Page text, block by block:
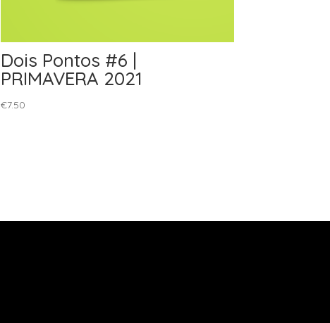
Dois Pontos #6 |
PRIMAVERA 2021
€7.50